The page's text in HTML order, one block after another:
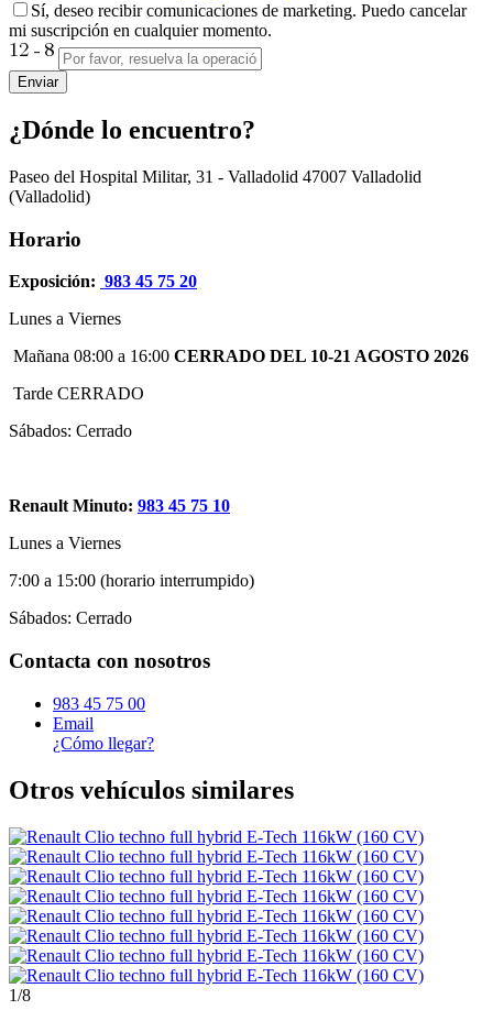
Sí, deseo recibir comunicaciones de marketing. Puedo cancelar
mi suscripción en cualquier momento.
Enviar
¿Dónde lo encuentro?
Paseo del Hospital Militar, 31 - Valladolid 47007 Valladolid
(Valladolid)
Horario
Exposición: 983 45 75 20
Lunes a Viernes
Mañana 08:00 a 16:00 CERRADO DEL 10-21 AGOSTO 2026
Tarde CERRADO
Sábados: Cerrado
Renault Minuto: 983 45 75 10
Lunes a Viernes
7:00 a 15:00 (horario interrumpido)
Sábados: Cerrado
Contacta con nosotros
983 45 75 00
Email
¿Cómo llegar?
Otros vehículos similares
1/8